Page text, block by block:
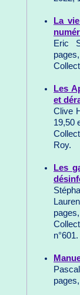
La
Eric
Les
et
Clive
19,50
Roy.
Les
n°601.